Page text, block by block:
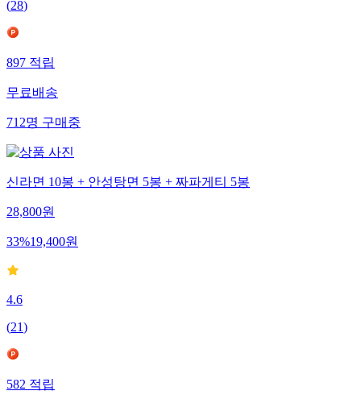
(28)
897적립
무료배송
712명구매중
신라면 10봉 + 안성탕면 5봉 + 짜파게티 5봉
28,800원
33%19,400원
4.6
(21)
582적립